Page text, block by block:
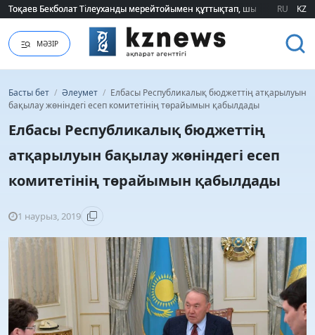
Тоқаев Бекболат Тілеуханды мерейтойымен құттықтап, шығармашылық
Тоқаев Бекболат Тілеуханды мерейтойымен құттықтап, шығармашылық
RU KZ
МӘЗІР
Басты бет / Әлеумет / Елбасы Республикалық бюджеттің атқарылуын
бақылау жөніндегі есеп комитетінің төрайымын қабылдады
Елбасы Республикалық бюджеттің
атқарылуын бақылау жөніндегі есеп
комитетінің төрайымын қабылдады
1 наурыз, 2019